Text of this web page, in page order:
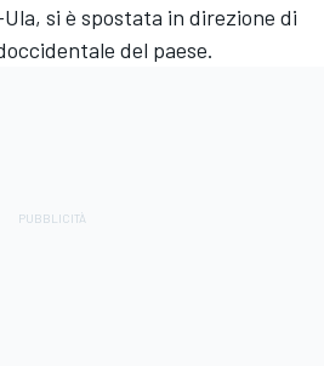
si è spostata in direzione di
del paese.